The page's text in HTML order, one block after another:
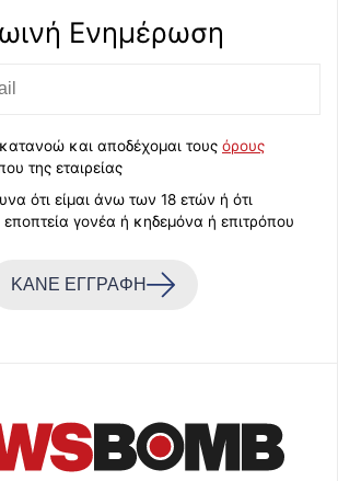
Eνημέρωση
και αποδέχομαι τους όρους
της εταιρείας
ότι είμαι άνω των 18 ετών ή ότι
γονέα ή κηδεμόνα ή επιτρόπου
ΚΑΝΕ ΕΓΓΡΑΦΗ